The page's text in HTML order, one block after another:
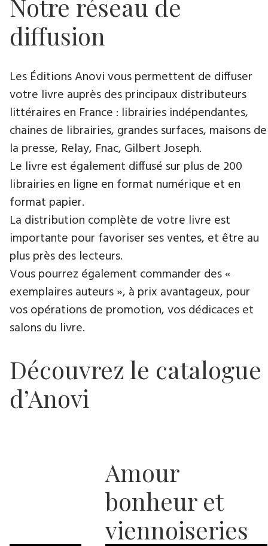
Notre réseau de
diffusion
Les Éditions Anovi vous permettent de diffuser
votre livre auprès des principaux distributeurs
littéraires en France : librairies indépendantes,
chaines de librairies, grandes surfaces, maisons de
la presse, Relay, Fnac, Gilbert Joseph.
Le livre est également diffusé sur plus de 200
librairies en ligne en format numérique et en
format papier.
La distribution complète de votre livre est
importante pour favoriser ses ventes, et être au
plus près des lecteurs.
Vous pourrez également commander des «
exemplaires auteurs », à prix avantageux, pour
vos opérations de promotion, vos dédicaces et
salons du livre.
Découvrez le catalogue
d’Anovi
Amour
bonheur et
viennoiseries